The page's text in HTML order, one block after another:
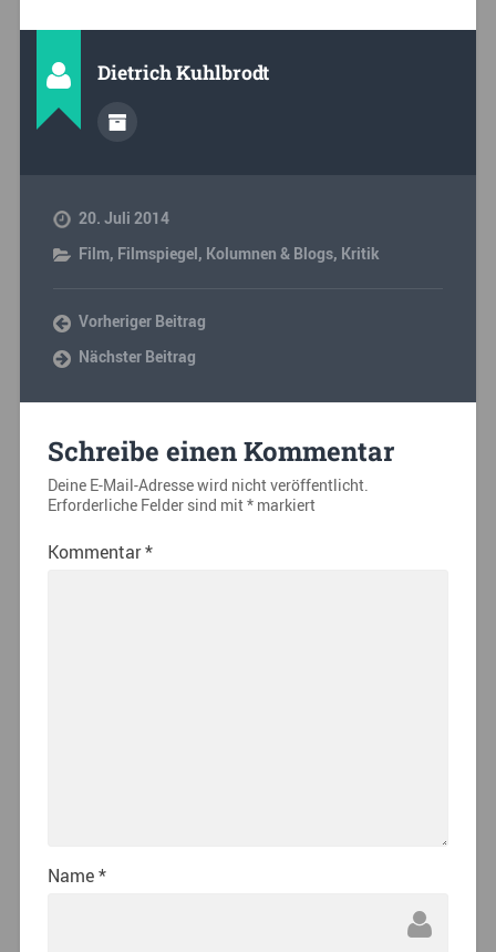
Dietrich Kuhlbrodt
20. Juli 2014
Film, Filmspiegel, Kolumnen & Blogs, Kritik
Vorheriger Beitrag
Nächster Beitrag
Schreibe einen Kommentar
Deine E-Mail-Adresse wird nicht veröffentlicht.
Erforderliche Felder sind mit*markiert
Kommentar*
Name*